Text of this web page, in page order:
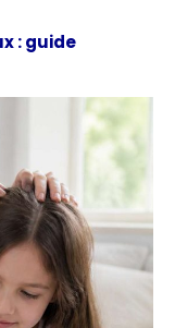
: guide